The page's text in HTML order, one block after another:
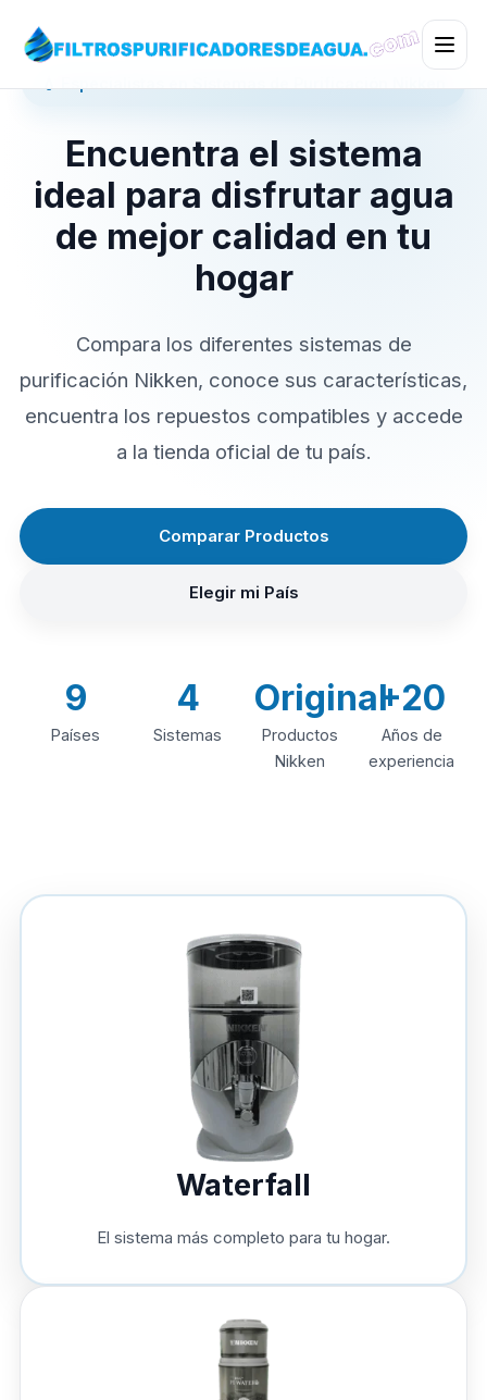
Encuentra el sistema
ideal para disfrutar agua
de mejor calidad en tu
hogar
Compara los diferentes sistemas de
purificación Nikken, conoce sus características,
encuentra los repuestos compatibles y accede
a la tienda oficial de tu país.
Comparar Productos
Elegir mi País
9
Países
4
Sistemas
Original
Productos
Nikken
+20
Años de
experiencia
Waterfall
El sistema más completo para tu hogar.